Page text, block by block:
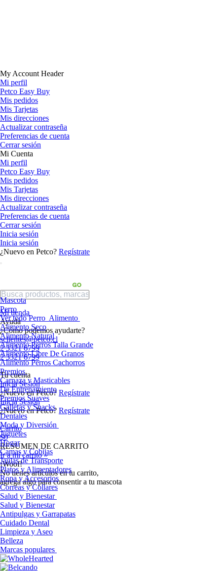
My Account Header
Mi perfil
Petco Easy Buy
Mis pedidos
Mis Tarjetas
Mis direcciones
Actualizar contraseña
Preferencias de cuenta
Cerrar sesión
Mi Cuenta
Mi perfil
Petco Easy Buy
Mis pedidos
Mis Tarjetas
Mis direcciones
Actualizar contraseña
Preferencias de cuenta
Cerrar sesión
Inicia sesión
Inicia sesión
¿Nuevo en Petco? Regístrate
Mi tienda
Ayuda
¿Cómo podemos ayudarte?
sclientes@petco.cl
2 3321 6799
2 3321 6799
Tu cuenta
Inicia Sesión
¿Nuevo en Petco? Regístrate
Inicia Sesión
¿Nuevo en Petco? Regístrate
Carrito
$0
RESUMEN DE CARRITO
Ir a mi carrito »
¡Woof!
No tíenes artículos en tu carrito,
agrega algo para consentir a tu mascota
Mascota
Perro
Ver todo Perro Alimento
Alimento Seco
Alimento Natural
Alimento Perros Talla Grande
Alimento Libre De Granos
Alimento Perros Cachorros
Premios
Carnaza y Masticables
De Entrenamiento
Premios Suaves
Galletas y Snacks
Dentales
Moda y Diversión
Juguetes
Hogar
Camas y Cobijas
Jaulas de Transporte
Platos y Alimentadores
Ropa y Accesorios
Correas y Collares
Salud y Bienestar
Salud y Bienestar
Antipulgas y Garrapatas
Cuidado Dental
Limpieza y Aseo
Belleza
Marcas populares